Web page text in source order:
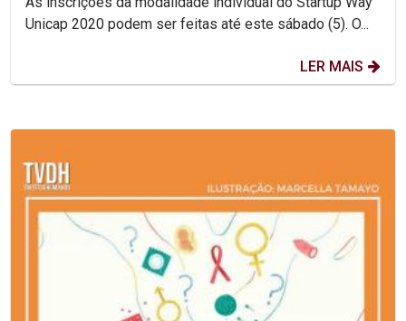
Unicap 2020 podem ser feitas até este sábado (5). O...
LER MAIS